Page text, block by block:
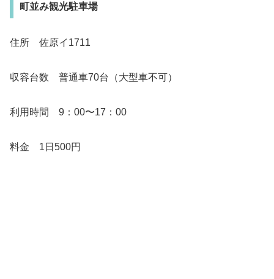
町並み観光駐車場
住所 佐原イ1711
収容台数 普通車70台（大型車不可）
利用時間 9：00〜17：00
料金 1日500円